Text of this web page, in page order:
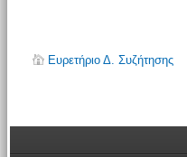
Ευρετήριο Δ. Συζήτησης